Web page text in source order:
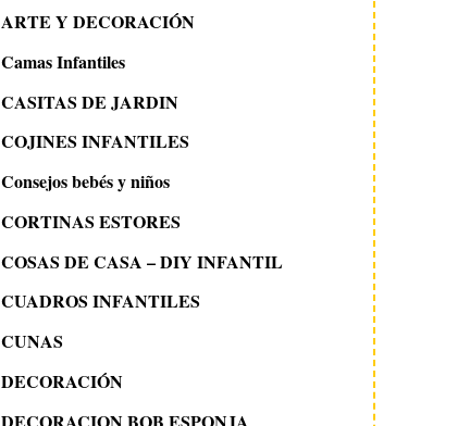
ARTE Y DECORACIÓN
Camas Infantiles
CASITAS DE JARDIN
COJINES INFANTILES
Consejos bebés y niños
CORTINAS ESTORES
COSAS DE CASA – DIY INFANTIL
CUADROS INFANTILES
CUNAS
DECORACIÓN
DECORACION BOB ESPONJA